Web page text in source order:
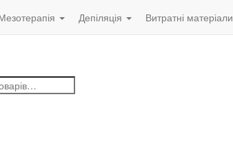
Депіляція Витратні матеріали